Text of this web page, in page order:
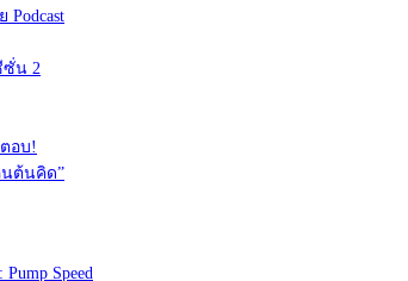
Podcast
ซั่น 2
อบ!
ต้นคิด”
Speed